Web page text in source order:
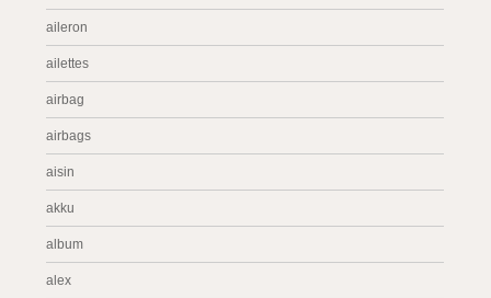
aileron
ailettes
airbag
airbags
aisin
akku
album
alex